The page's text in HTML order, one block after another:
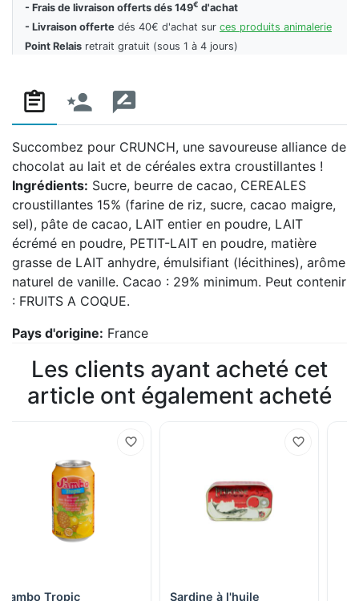
- Frais de livraison offerts dés 149€ d'achat
- Livraison offerte dés 40€ d'achat sur ces produits animalerie
Point Relais retrait gratuit (sous 1 à 4 jours)
Succombez pour CRUNCH, une savoureuse alliance de
chocolat au lait et de céréales extra croustillantes !
Ingrédients: Sucre, beurre de cacao, CEREALES
croustillantes 15% (farine de riz, sucre, cacao maigre,
sel), pâte de cacao, LAIT entier en poudre, LAIT
écrémé en poudre, PETIT-LAIT en poudre, matière
grasse de LAIT anhydre, émulsifiant (lécithines), arôme
naturel de vanille. Cacao : 29% minimum. Peut contenir
: FRUITS A COQUE.
Pays d'origine: France
Les clients ayant acheté cet
article ont également acheté
Sambo Tropic Sardine à l'huile